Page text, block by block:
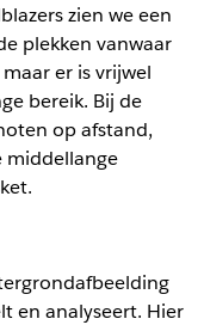
zien we een
plekken vanwaar
er is vrijwel
bereik. Bij de
op afstand,
middellange
en analyseert. Hier